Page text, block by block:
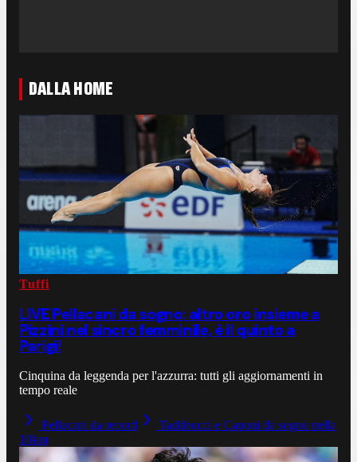
DALLA HOME
Tuffi
LIVE Pellacani da sogno: altro oro insieme a
Pizzini nel sincro femminile, è il quinto a
Parigi!
Cinquina da leggenda per l'azzurra: tutti gli aggiornamenti in
tempo reale
Pellacani da record
Taddeucci e Caponi da sogno nella
10km